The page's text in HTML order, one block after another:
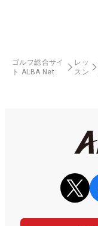
ゴルフ総合サイ
ト ALBA Net
レッ
スン